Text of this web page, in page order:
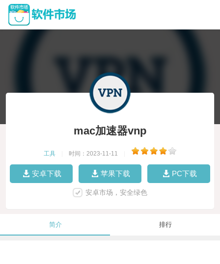
mac加速器vnp
工具 时间：2023-11-11
安卓下载 苹果下载 PC下载
安卓市场，安全绿色
简介 排行